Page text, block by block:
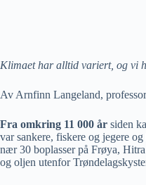
Klimaet har alltid variert, og vi
Av Arnfinn Langeland,
Fra omkring 11 000 år siden
var sankere, fiskere og jegere
nær 30 boplasser på Frøya,
og oljen utenfor